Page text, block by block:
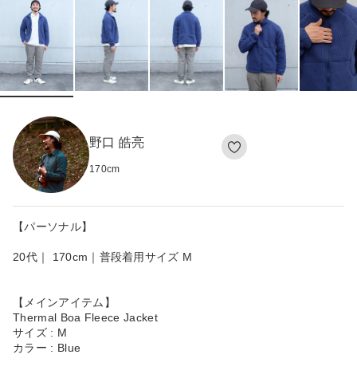
野口 皓亮
170cm
【パーソナル】
20代｜ 170cm｜普段着用サイズ M
【メインアイテム】
Thermal Boa Fleece Jacket
サイズ : M
カラー : Blue